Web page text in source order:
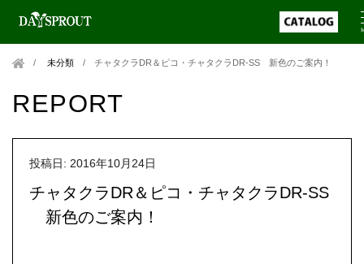
未分類 /チャタクラDR＆ピコ・チャタクラDR-SS 新色のご案内！
REPORT
投稿日: 2016年10月24日
チャタクラDR＆ピコ・チャタクラDR-SS
新色のご案内！